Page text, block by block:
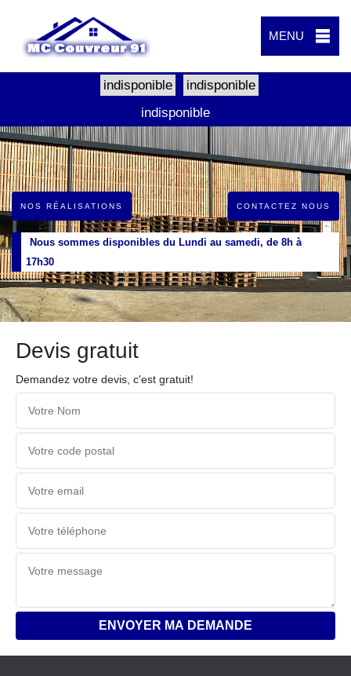
MENU
indisponible
indisponible
indisponible
NOS RÉALISATIONS CONTACTEZ NOUS
Nous sommes disponibles du Lundi au samedi, de 8h à
17h30
Devis gratuit
Demandez votre devis, c'est gratuit!